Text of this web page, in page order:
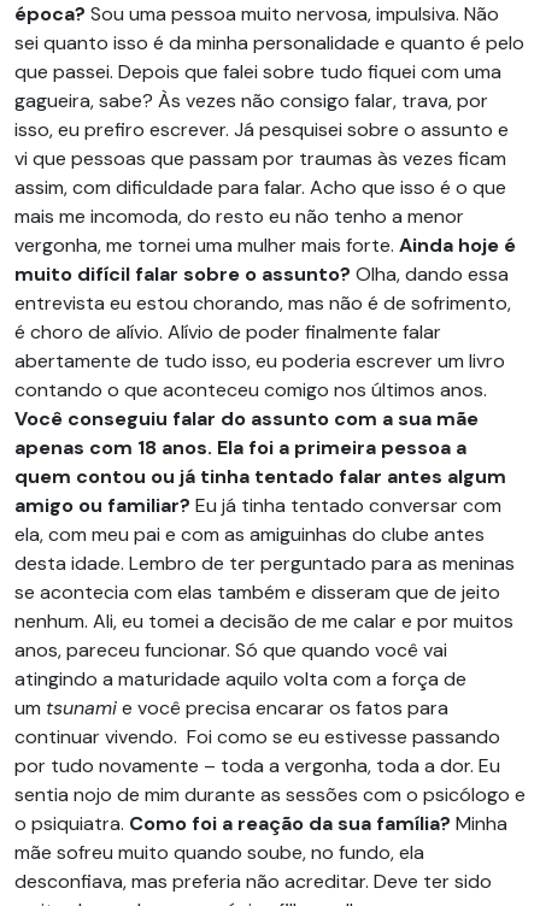
época? Sou uma pessoa muito nervosa, impulsiva. Não
sei quanto isso é da minha personalidade e quanto é pelo
que passei. Depois que falei sobre tudo fiquei com uma
gagueira, sabe? Às vezes não consigo falar, trava, por
isso, eu prefiro escrever. Já pesquisei sobre o assunto e
vi que pessoas que passam por traumas às vezes ficam
assim, com dificuldade para falar. Acho que isso é o que
mais me incomoda, do resto eu não tenho a menor
vergonha, me tornei uma mulher mais forte. Ainda hoje é
muito difícil falar sobre o assunto? Olha, dando essa
entrevista eu estou chorando, mas não é de sofrimento,
é choro de alívio. Alívio de poder finalmente falar
abertamente de tudo isso, eu poderia escrever um livro
contando o que aconteceu comigo nos últimos anos.
Você conseguiu falar do assunto com a sua mãe
apenas com 18 anos. Ela foi a primeira pessoa a
quem contou ou já tinha tentado falar antes algum
amigo ou familiar? Eu já tinha tentado conversar com
ela, com meu pai e com as amiguinhas do clube antes
desta idade. Lembro de ter perguntado para as meninas
se acontecia com elas também e disseram que de jeito
nenhum. Ali, eu tomei a decisão de me calar e por muitos
anos, pareceu funcionar. Só que quando você vai
atingindo a maturidade aquilo volta com a força de
um tsunamie você precisa encarar os fatos para
continuar vivendo. Foi como se eu estivesse passando
por tudo novamente – toda a vergonha, toda a dor. Eu
sentia nojo de mim durante as sessões com o psicólogo e
o psiquiatra. Como foi a reação da sua família? Minha
mãe sofreu muito quando soube, no fundo, ela
desconfiava, mas preferia não acreditar. Deve ter sido